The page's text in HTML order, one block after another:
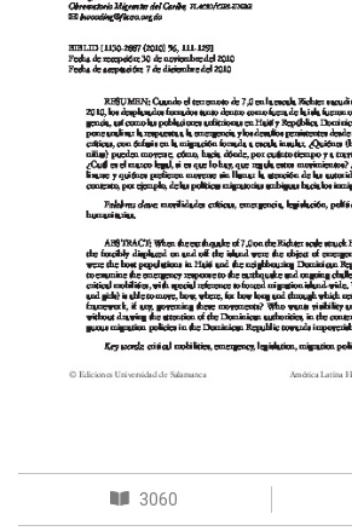
3060